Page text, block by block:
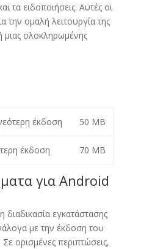
τα ειδοποιήσεις. Αυτές οι
την ομαλή λειτουργία της
μιας ολοκληρωμένης
έκδοση 50 MB
έκδοση 70 MB
για Android
διαδικασία εγκατάστασης
με την έκδοση του
ορισμένες περιπτώσεις,